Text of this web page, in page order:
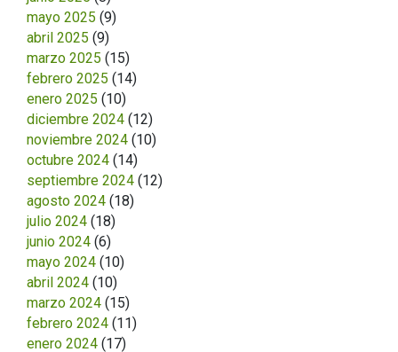
mayo 2025 (9)
abril 2025 (9)
marzo 2025 (15)
febrero 2025 (14)
enero 2025 (10)
diciembre 2024 (12)
noviembre 2024 (10)
octubre 2024 (14)
septiembre 2024 (12)
agosto 2024 (18)
julio 2024 (18)
junio 2024 (6)
mayo 2024 (10)
abril 2024 (10)
marzo 2024 (15)
febrero 2024 (11)
enero 2024 (17)